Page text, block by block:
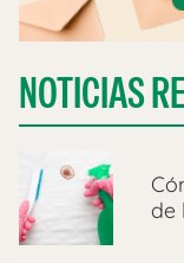
NOTICIAS
de